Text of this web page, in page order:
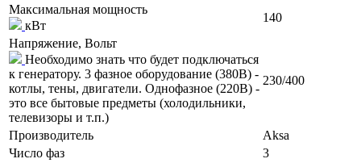
Максимальная мощность
кВт
140
Напряжение, Вольт
Необходимо знать что будет подключаться
к генератору. 3 фазное оборудование (380В) -
котлы, тены, двигатели. Однофазное (220В) -
это все бытовые предметы (холодильники,
телевизоры и т.п.)
230/400
Производитель
Aksa
Число фаз
3